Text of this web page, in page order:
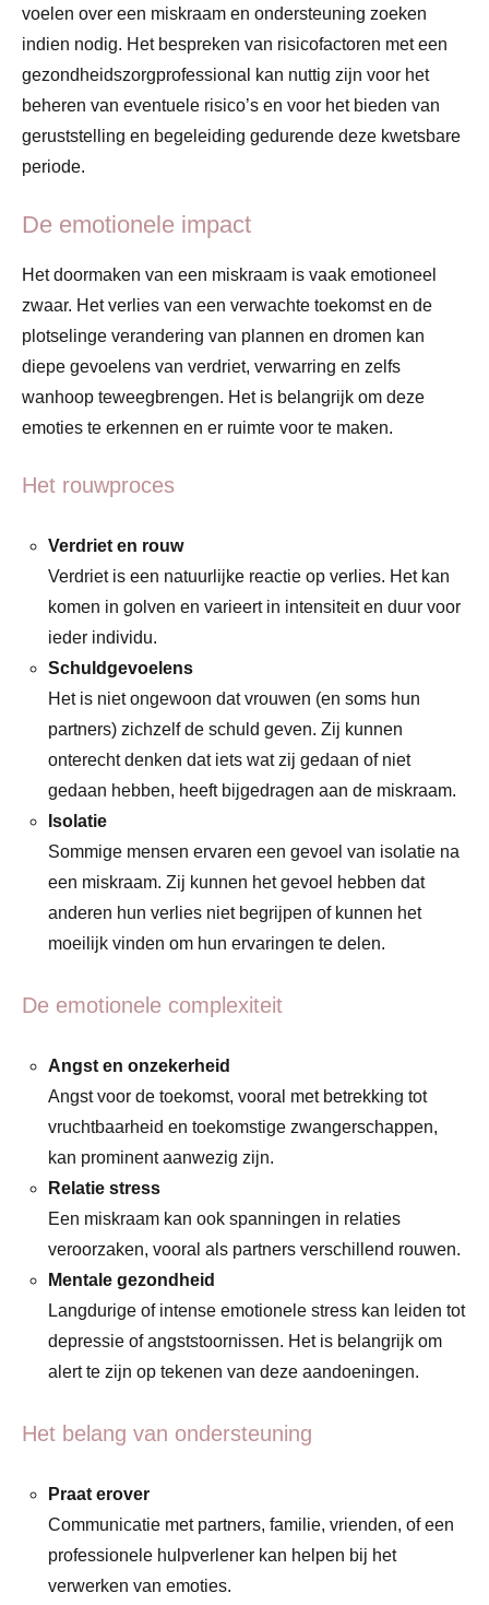
voelen over een miskraam en ondersteuning zoeken
indien nodig. Het bespreken van risicofactoren met een
gezondheidszorgprofessional kan nuttig zijn voor het
beheren van eventuele risico’s en voor het bieden van
geruststelling en begeleiding gedurende deze kwetsbare
periode.
De emotionele impact
Het doormaken van een miskraam is vaak emotioneel
zwaar. Het verlies van een verwachte toekomst en de
plotselinge verandering van plannen en dromen kan
diepe gevoelens van verdriet, verwarring en zelfs
wanhoop teweegbrengen. Het is belangrijk om deze
emoties te erkennen en er ruimte voor te maken.
Het rouwproces
Verdriet en rouw
Verdriet is een natuurlijke reactie op verlies. Het kan
komen in golven en varieert in intensiteit en duur voor
ieder individu.
Schuldgevoelens
Het is niet ongewoon dat vrouwen (en soms hun
partners) zichzelf de schuld geven. Zij kunnen
onterecht denken dat iets wat zij gedaan of niet
gedaan hebben, heeft bijgedragen aan de miskraam.
Isolatie
Sommige mensen ervaren een gevoel van isolatie na
een miskraam. Zij kunnen het gevoel hebben dat
anderen hun verlies niet begrijpen of kunnen het
moeilijk vinden om hun ervaringen te delen.
De emotionele complexiteit
Angst en onzekerheid
Angst voor de toekomst, vooral met betrekking tot
vruchtbaarheid en toekomstige zwangerschappen,
kan prominent aanwezig zijn.
Relatie stress
Een miskraam kan ook spanningen in relaties
veroorzaken, vooral als partners verschillend rouwen.
Mentale gezondheid
Langdurige of intense emotionele stress kan leiden tot
depressie of angststoornissen. Het is belangrijk om
alert te zijn op tekenen van deze aandoeningen.
Het belang van ondersteuning
Praat erover
Communicatie met partners, familie, vrienden, of een
professionele hulpverlener kan helpen bij het
verwerken van emoties.